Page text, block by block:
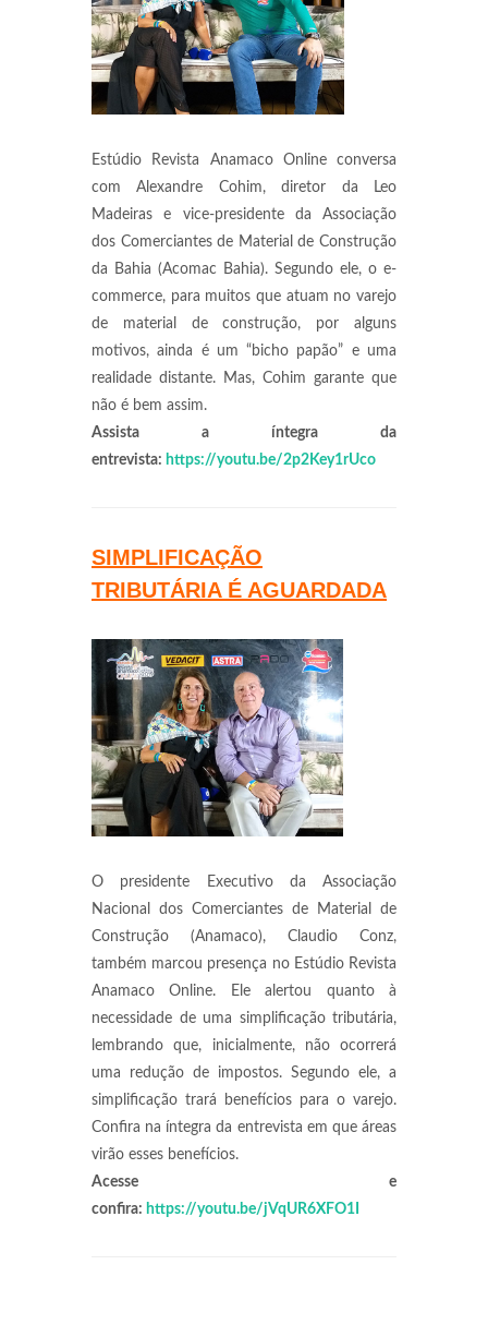
Estúdio Revista Anamaco Online conversa
com Alexandre Cohim, diretor da Leo
Madeiras e vice-presidente da Associação
dos Comerciantes de Material de Construção
da Bahia (Acomac Bahia). Segundo ele, o e-
commerce, para muitos que atuam no varejo
de material de construção, por alguns
motivos, ainda é um “bicho papão” e uma
realidade distante. Mas, Cohim garante que
não é bem assim.
Assista a íntegra da
entrevista: https://youtu.be/2p2Key1rUco
SIMPLIFICAÇÃO
TRIBUTÁRIA É AGUARDADA
O presidente Executivo da Associação
Nacional dos Comerciantes de Material de
Construção (Anamaco), Claudio Conz,
também marcou presença no Estúdio Revista
Anamaco Online. Ele alertou quanto à
necessidade de uma simplificação tributária,
lembrando que, inicialmente, não ocorrerá
uma redução de impostos. Segundo ele, a
simplificação trará benefícios para o varejo.
Confira na íntegra da entrevista em que áreas
virão esses benefícios.
Acesse e
confira: https://youtu.be/jVqUR6XFO1I